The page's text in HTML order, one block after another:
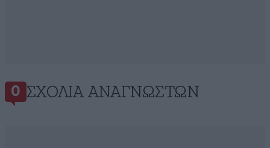
0 ΣΧΌΛΙΑ ΑΝΑΓΝΩΣΤΏΝ